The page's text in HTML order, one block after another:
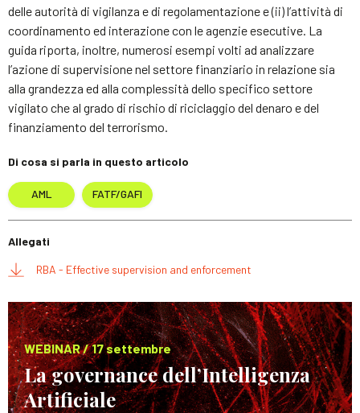
delle autorità di vigilanza e di regolamentazione e (ii) l’attività di
coordinamento ed interazione con le agenzie esecutive. La
guida riporta, inoltre, numerosi esempi volti ad analizzare
l’azione di supervisione nel settore finanziario in relazione sia
alla grandezza ed alla complessità dello specifico settore
vigilato che al grado di rischio di riciclaggio del denaro e del
finanziamento del terrorismo.
Di cosa si parla in questo articolo
AML FATF/GAFI
Allegati
RBA - Effective supervision and enforcement
WEBINAR / 17 settembre
La governance dell’Intelligenza
Artificiale